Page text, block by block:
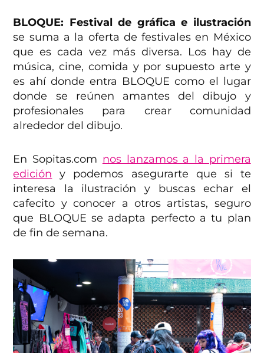
BLOQUE: Festival de gráfica e ilustración
se suma a la oferta de festivales en México
que es cada vez más diversa. Los hay de
música, cine, comida y por supuesto arte y
es ahí donde entra BLOQUE como el lugar
donde se reúnen amantes del dibujo y
profesionales para crear comunidad
alrededor del dibujo.
En Sopitas.com nos lanzamos a la primera
edición y podemos asegurarte que si te
interesa la ilustración y buscas echar el
cafecito y conocer a otros artistas, seguro
que BLOQUE se adapta perfecto a tu plan
de fin de semana.